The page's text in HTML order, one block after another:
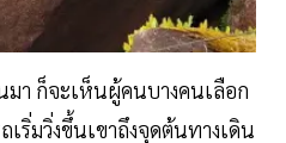
มา ก็จะเห็นผู้คนบางคนเลือก
ริ่มวิ่งขึ้นเขาถึงจุดต้นทางเดิน